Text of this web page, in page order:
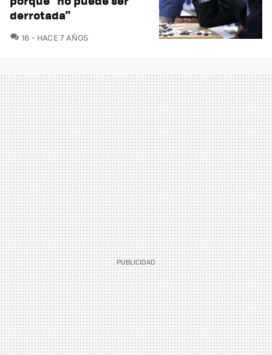
derrotada"
16 COMENTARIOS
HACE 7 AÑOS